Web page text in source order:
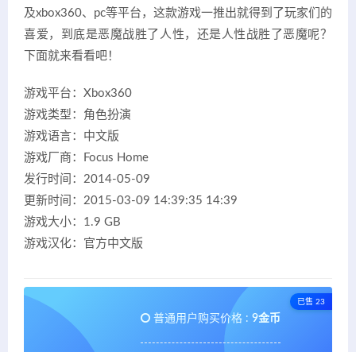
及xbox360、pc等平台，这款游戏一推出就得到了玩家们的
喜爱，到底是恶魔战胜了人性，还是人性战胜了恶魔呢？
下面就来看看吧！
游戏平台：Xbox360
游戏类型：角色扮演
游戏语言：中文版
游戏厂商：Focus Home
发行时间：2014-05-09
更新时间：2015-03-09 14:39:35 14:39
游戏大小：1.9 GB
游戏汉化：官方中文版
已售 23
普通用户购买价格 : 9金币